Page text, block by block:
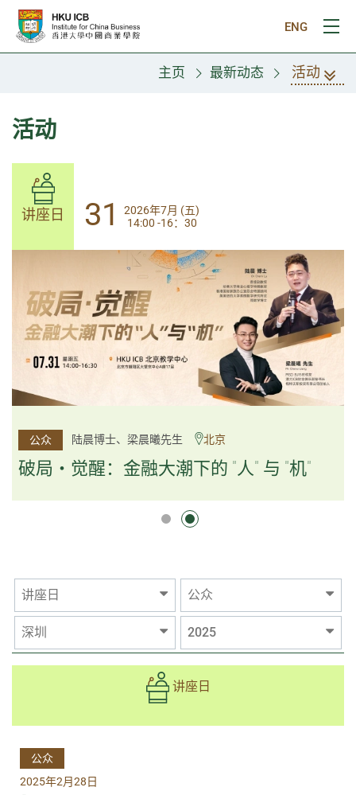
跳往主要内容
ENG
打
主页 最新动态 活动
活动
讲座日 31
2026年7月 (五)
14:00-17:30
公众 杨文斌先生、邱良弼先生 广州
逻辑×算法：重塑资产配置内核
逻辑×算法：重塑资产配置内核
讲座日 31
2026年7月 (五)
14:00 -16：30
公众 陆晨博士、梁晨曦先生 北京
破局・觉醒：金融大潮下的 "人" 与 "机"
讲座日 公众
深圳 2025
讲座日
公众
2025年2月28日